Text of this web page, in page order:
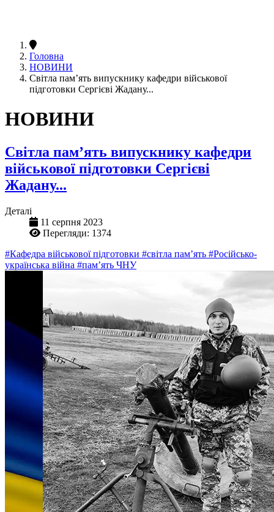
Головна
НОВИНИ
Світла пам’ять випускнику кафедри військової
підготовки Сергієві Жадану...
НОВИНИ
Світла пам’ять випускнику кафедри
військової підготовки Сергієві
Жадану...
Деталі
11 серпня 2023
Перегляди: 1374
#Кафедра військової підготовки #світла пам’ять #Російсько-
українська війна #пам’ять ЧНУ